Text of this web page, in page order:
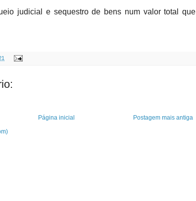
judicial e sequestro de bens num valor total que
Postagem mais antiga
Página inicial